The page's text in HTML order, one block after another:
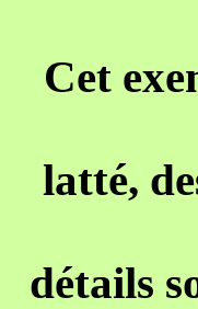
Cet
latté,
détails